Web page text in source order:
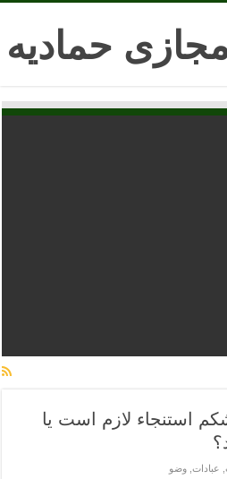
استنجاء لازم است یا
عبادات ,وضو